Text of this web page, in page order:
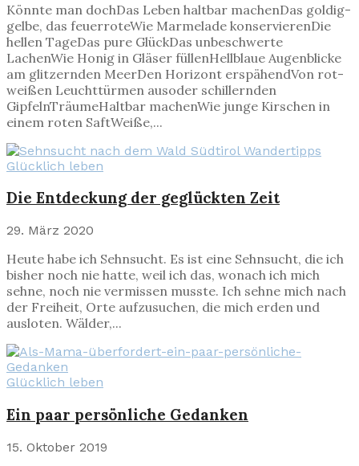
Könnte man dochDas Leben haltbar machenDas goldig-
gelbe, das feuerroteWie Marmelade konservierenDie
hellen TageDas pure GlückDas unbeschwerte
LachenWie Honig in Gläser füllenHellblaue Augenblicke
am glitzernden MeerDen Horizont erspähendVon rot-
weißen Leuchttürmen ausoder schillernden
GipfelnTräumeHaltbar machenWie junge Kirschen in
einem roten SaftWeiße,...
Glücklich leben
Die Entdeckung der geglückten Zeit
29. März 2020
Heute habe ich Sehnsucht. Es ist eine Sehnsucht, die ich
bisher noch nie hatte, weil ich das, wonach ich mich
sehne, noch nie vermissen musste. Ich sehne mich nach
der Freiheit, Orte aufzusuchen, die mich erden und
ausloten. Wälder,...
Glücklich leben
Ein paar persönliche Gedanken
15. Oktober 2019